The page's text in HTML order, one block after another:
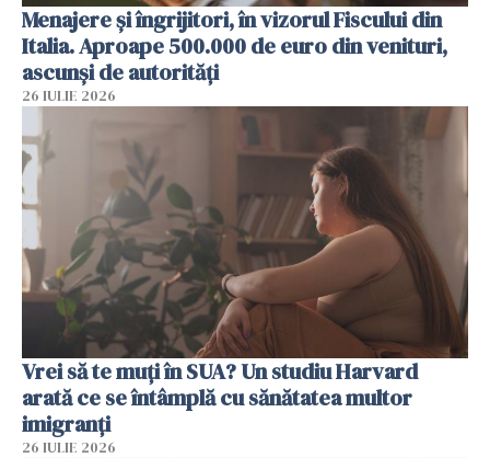
Menajere și îngrijitori, în vizorul Fiscului din
Italia. Aproape 500.000 de euro din venituri,
ascunși de autorități
26 IULIE 2026
Vrei să te muți în SUA? Un studiu Harvard
arată ce se întâmplă cu sănătatea multor
imigranți
26 IULIE 2026